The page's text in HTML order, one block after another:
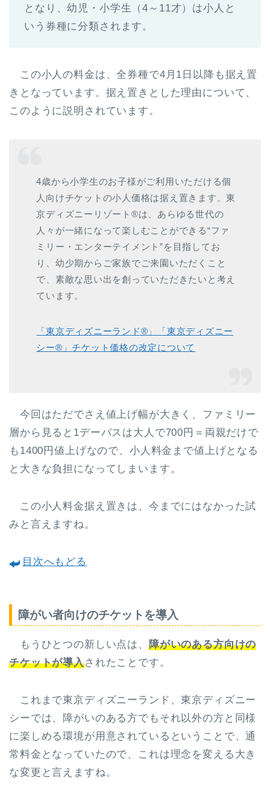
となり、幼児・小学生（4～11才）は小人と
いう券種に分類されます。
この小人の料金は、全券種で4月1日以降も据え置
きとなっています。据え置きとした理由について、
このように説明されています。
4歳から小学生のお子様がご利用いただける個
人向けチケットの小人価格は据え置きます。東
京ディズニーリゾート®は、あらゆる世代の
人々が一緒になって楽しむことができる“ファ
ミリー・エンターテイメント”を目指してお
り、幼少期からご家族でご来園いただくこと
で、素敵な思い出を創っていただきたいと考え
ています。
「東京ディズニーランド®」「東京ディズニー
シー®」チケット価格の改定について
今回はただでさえ値上げ幅が大きく、ファミリー
層から見ると1デーパスは大人で700円＝両親だけで
も1400円値上げなので、小人料金まで値上げとなる
と大きな負担になってしまいます。
この小人料金据え置きは、今までにはなかった試
みと言えますね。
目次へもどる
障がい者向けのチケットを導入
もうひとつの新しい点は、 障がいのある方向けの
チケットが導入されたことです。
これまで東京ディズニーランド、東京ディズニー
シーでは、障がいのある方でもそれ以外の方と同様
に楽しめる環境が用意されているということで、通
常料金となっていたので、これは理念を変える大き
な変更と言えますね。